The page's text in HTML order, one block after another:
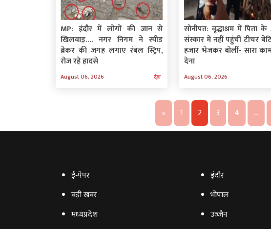
MP: इंदौर में लोगों की जान से
खिलवाड़…. नगर निगम ने स्पीड
ब्रेकर की जगह लगाए रंबल स्ट्रिप,
रोज रहे हादसे
August 06, 2026 देश
सोनीपत: वृद्धाश्रम में पिता
संस्कार में नहीं पहुंचीं टीचर
हजार भेजकर बोलीं- सारा
देना
August 06, 2026
« 1 2 3 4 …
ई‑पेपर
बड़ी खबर
मध्‍यप्रदेश
इंदौर
भोपाल
उज्‍जैन